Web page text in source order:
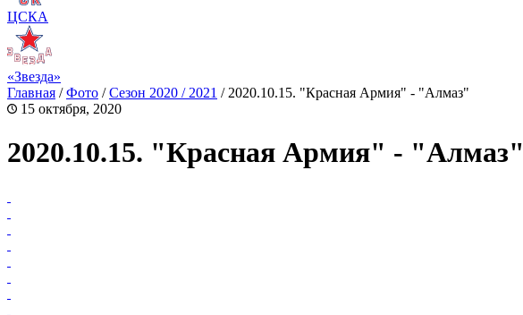
ЦСКА
«Звезда»
Главная /Фото /Сезон 2020 / 2021 / 2020.10.15. "Красная Армия" - "Алмаз"
15 октября, 2020
2020.10.15. "Красная Армия" - "Алмаз"